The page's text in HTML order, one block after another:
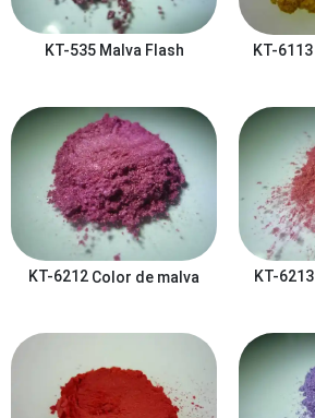
KT-535 Malva Flash KT-6113
KT-6212 Color de malva KT-6213